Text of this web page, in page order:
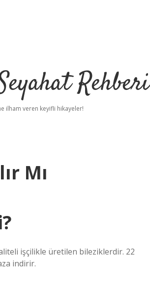
Rehberi
ilham veren keyifli hikayeler!
Mı
işçilikle üretilen bileziklerdir. 22
indirir.